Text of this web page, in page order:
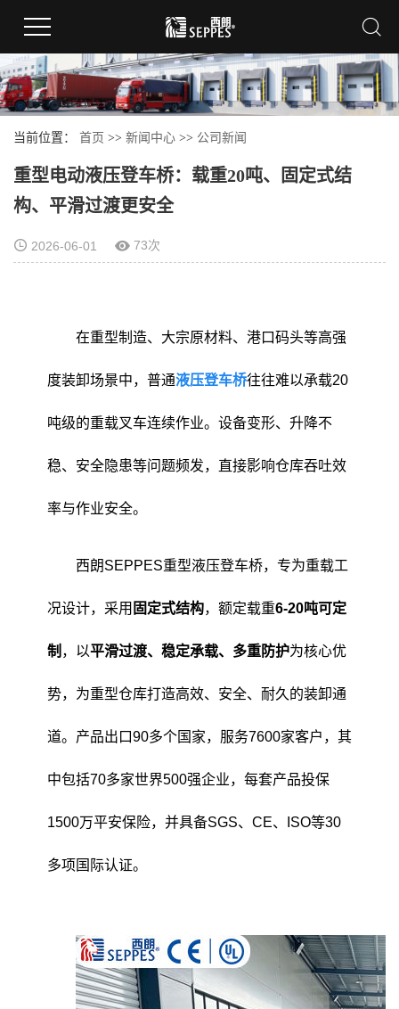
当前位置： 首页 >> 新闻中心 >> 公司新闻
重型电动液压登车桥：载重20吨、固定式结
构、平滑过渡更安全
2026-06-01 73次
在重型制造、大宗原材料、港口码头等高强
度装卸场景中，普通液压登车桥往往难以承载20
吨级的重载叉车连续作业。设备变形、升降不
稳、安全隐患等问题频发，直接影响仓库吞吐效
率与作业安全。
西朗SEPPES重型液压登车桥，专为重载工
况设计，采用 固定式结构，额定载重6-20吨可定
制 ，以平滑过渡、稳定承载、多重防护为核心优
势，为重型仓库打造高效、安全、耐久的装卸通
道。产品出口90多个国家，服务7600家客户，其
中包括70多家世界500强企业，每套产品投保
1500万平安保险，并具备SGS、CE、ISO等30
多项国际认证。